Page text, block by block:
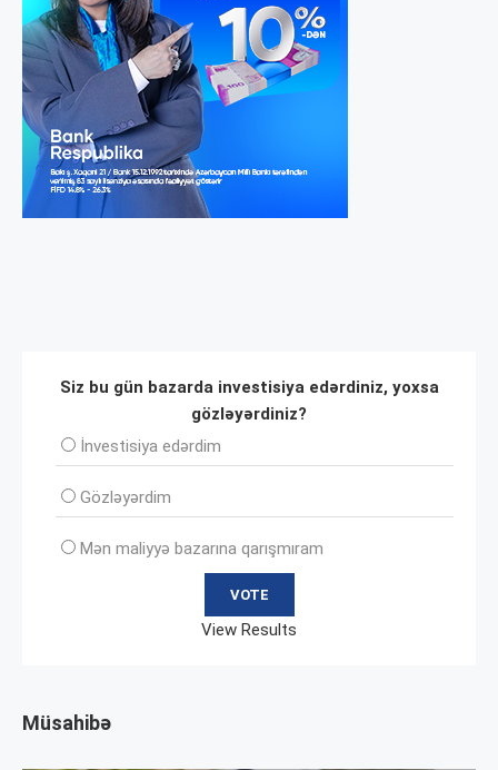
Siz bu gün bazarda investisiya edərdiniz, yoxsa
gözləyərdiniz?
İnvеstisiya edərdim
Gözləyərdim
Mən maliyyə bazarına qarışmıram
View Results
Müsahibə